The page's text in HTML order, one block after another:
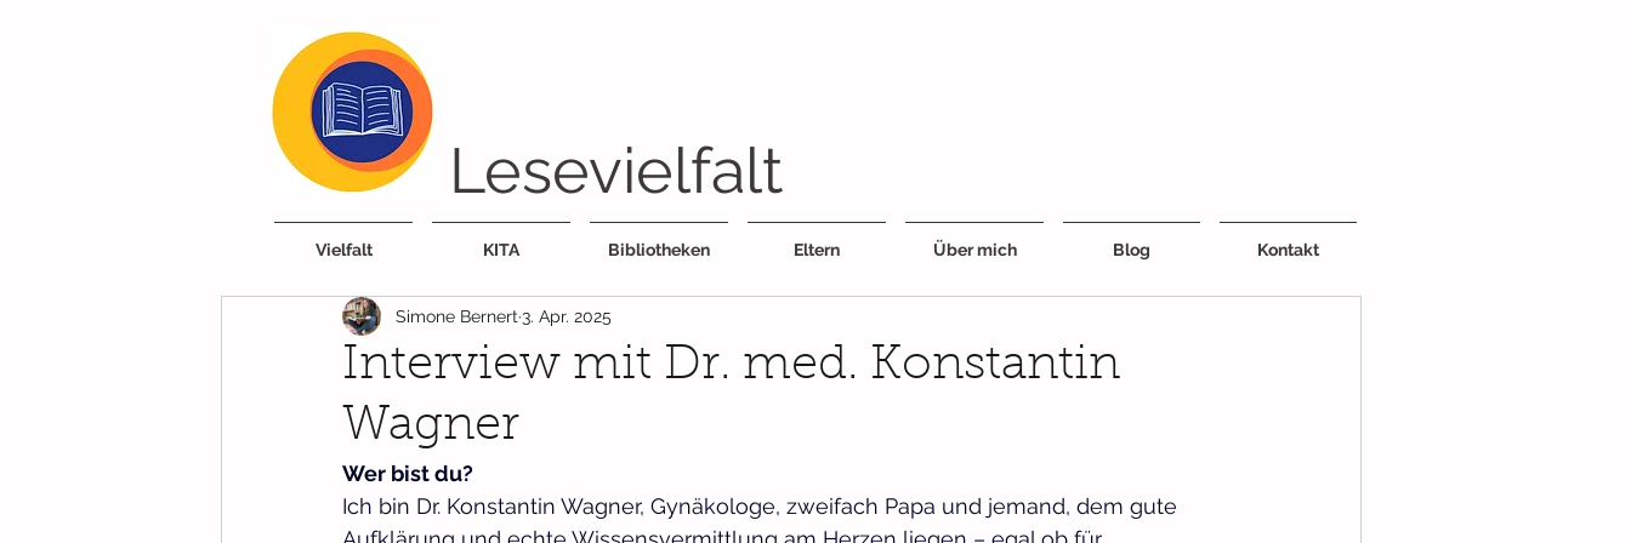
Lesevielfalt
Vielfalt KITA Bibliotheken Eltern Über mich Blog Kontakt
Interview mit Dr. med. Konstantin
Wagner
Simone Bernert 3. Apr. 2025
Wer bist du?
Ich bin Dr. Konstantin Wagner, Gynäkologe, zweifach Papa und jemand, dem gute